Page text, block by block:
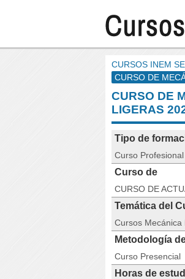
CURSOS INEM
CURSO DE
CURSO DE
LIGERAS
Tipo de
Curso Profesional
Curso de
CURSO DE
Temática del
Cursos Mecánica
Metodología
Curso Presencial
Horas de